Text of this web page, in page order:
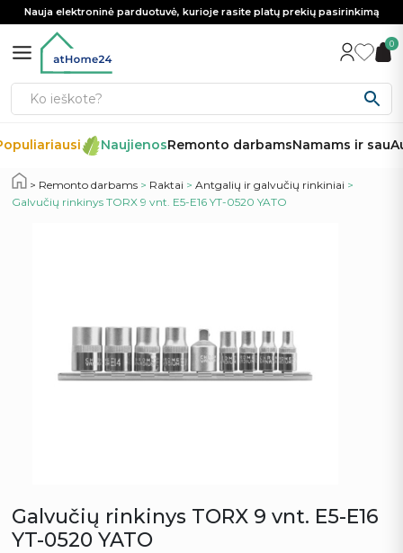
Nauja elektroninė parduotuvė, kurioje rasite platų prekių pasirinkimą
0
NaujienosRemonto darbamsNamams ir sau
Remonto darbams > Raktai >Antgalių ir galvučių rinkiniai >
Galvučių rinkinys TORX 9 vnt. E5-E16 YT-0520 YATO
Galvučių rinkinys TORX 9 vnt. E5-E16
YT-0520 YATO